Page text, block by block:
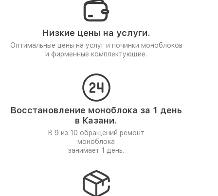
Низкие цены на услуги.
Оптимальные цены на услуг и починки моноблоков
и фирменные комплектующие.
Восстановление моноблока за 1 день
в Казани.
В 9 из 10 обращений ремонт
моноблока
занимает 1 день.